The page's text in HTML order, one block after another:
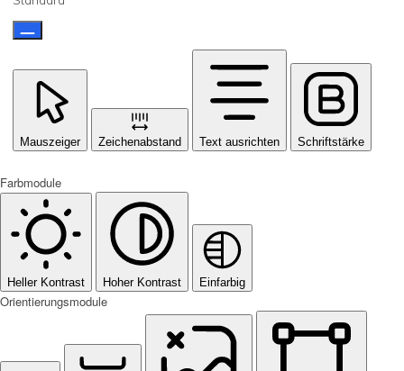
Mauszeiger Zeichenabstand Text ausrichten Schriftstärke
Farbmodule
Heller Kontrast Hoher Kontrast Einfarbig
Orientierungsmodule